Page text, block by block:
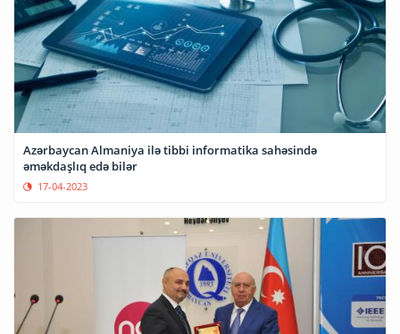
Azərbaycan Almaniya ilə tibbi informatika sahəsində
əməkdaşlıq edə bilər
17-04-2023